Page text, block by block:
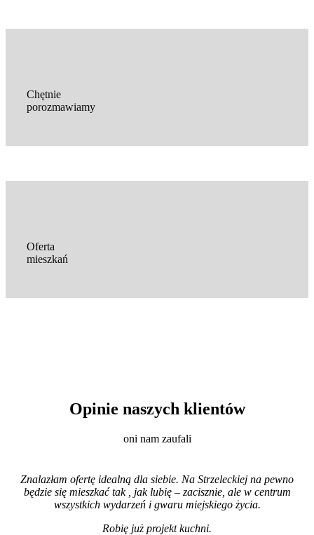
Chętnie
porozmawiamy
Oferta
mieszkań
Opinie naszych klientów
oni nam zaufali
Znalazłam ofertę idealną dla siebie. Na Strzeleckiej na pewno
będzie się mieszkać tak , jak lubię – zacisznie, ale w centrum
wszystkich wydarzeń i gwaru miejskiego życia.
Robię już projekt kuchni.